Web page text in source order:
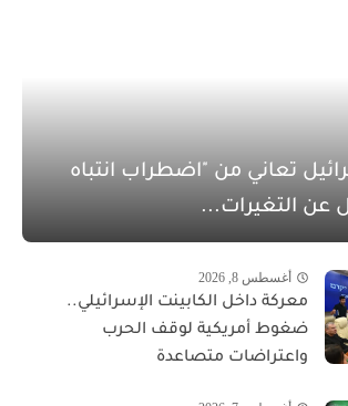
تعاني من "اضطراب انتباه
عن التغيرات...
أغسطس 8, 2026
معركة داخل الكابينت الإسرائيلي..
ضغوط أمريكية لوقف الحرب
واعتراضات متصاعدة